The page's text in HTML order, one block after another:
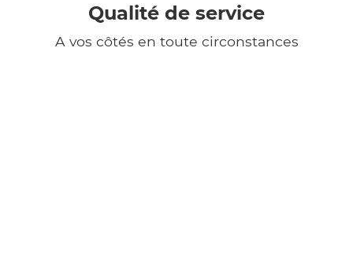
Qualité de service
A vos côtés en toute circonstances